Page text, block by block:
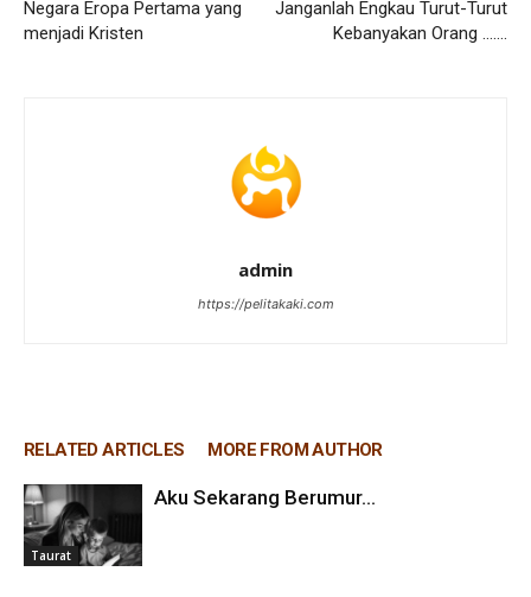
Negara Eropa Pertama yang
menjadi Kristen
Janganlah Engkau Turut-Turut
Kebanyakan Orang …….
admin
https://pelitakaki.com
RELATED ARTICLES MORE FROM AUTHOR
Taurat
Aku Sekarang Berumur…